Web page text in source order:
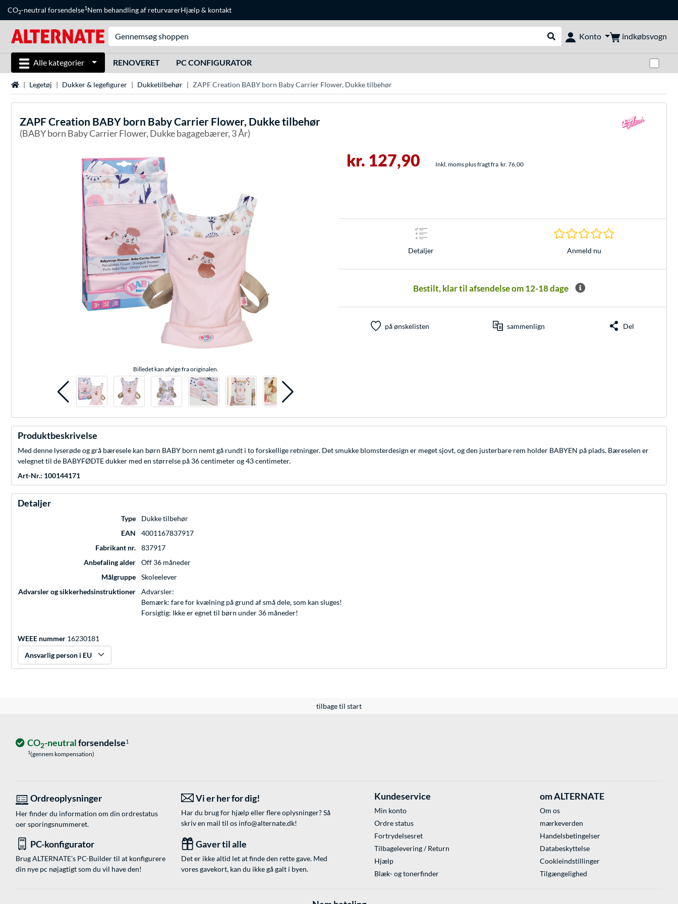
CO2-neutral forsendelse1Nem behandling af returvarerHjælp& kontakt
Udfør søgning
Konto indkøbsvogn
Alle kategorier RENOVERET PC CONFIGURATOR
StartsideLegetøj Dukker & legefigurer Dukketilbehør ZAPF Creation BABY born Baby Carrier Flower, Dukke tilbehør
ZAPF Creation BABY born Baby Carrier Flower, Dukke tilbehør
(BABY born Baby Carrier Flower, Dukke bagagebærer, 3 År)
Billedet kan afvige fra originalen.
kr. 127,90 Inkl. moms plus fragt fra kr. 76,00
Detaljer
0.0 Stjerner hos 0
Anmeld nu
Bestilt, klar til afsendelse om 12-18 dage
på ønskelisten sammenlign Del
Produktbeskrivelse
Med denne lyserøde og grå bæresele kan børn BABY born nemt gå rundt i to forskellige retninger. Det smukke blomsterdesign er meget sjovt, og den justerbare rem holder BABYEN på plads. Bæreselen er
velegnet til de BABYFØDTE dukker med en størrelse på 36 centimeter og 43 centimeter.
Art-Nr.: 100144171
Detaljer
Type
Dukke tilbehør
EAN
4001167837917
Fabrikant nr.
837917
Anbefaling alder
Off 36 måneder
Målgruppe
Skoleelever
Advarsler og sikkerhedsinstruktioner
Advarsler:
Bemærk: fare for kvælning på grund af små dele, som kan sluges!
Forsigtig: Ikke er egnet til børn under 36 måneder!
WEEE nummer 16230181
Ansvarlig person i EU
tilbage til start
CO2-neutralforsendelse1
1(gennem kompensation)
Ordreoplysninger
Her finder du information om din ordrestatus
oer sporingsnummeret.
Vi er her for dig!
Har du brug for hjælp eller flere oplysninger? Så
skriv en mail til os info@alternate.dk!
PC-konfigurator
Brug ALTERNATE's PC-Builder til at konfigurere
din nye pc nøjagtigt som du vil have den!
Gaver til alle
Det er ikke altid let at finde den rette gave. Med
vores gavekort, kan du ikke gå galt i byen.
Kundeservice
Min konto
Ordre status
Fortrydelsesret
Tilbagelevering / Return
Hjælp
Blæk- og tonerfinder
om ALTERNATE
Om os
mærkeverden
Handelsbetingelser
Databeskyttelse
Cookieindstillinger
Tilgængelighed